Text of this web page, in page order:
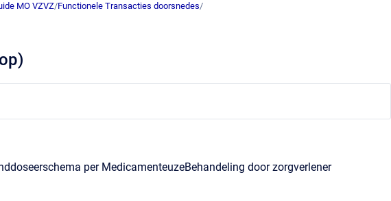
MO VZVZ/Functionele Transacties doorsnedes/
per MedicamenteuzeBehandeling door zorgverlener